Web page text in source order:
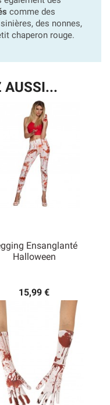
comme des
des nonnes,
chaperon rouge.
AUSSI...
Ensanglanté
Halloween
15,99 €